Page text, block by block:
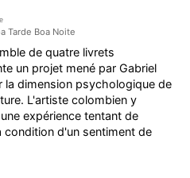
Tarde Boa Noite
de quatre livrets
un projet mené par Gabriel
la dimension psychologique de
L'artiste colombien y
expérience tentant de
condition d'un sentiment de